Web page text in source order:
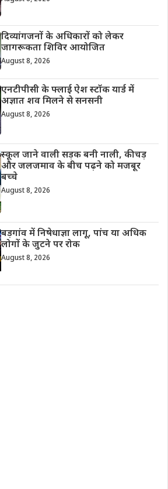
दिव्यांगजनों के अधिकारों को लेकर
जागरूकता शिविर आयोजित
August 8, 2026
एनटीपीसी के फ्लाई ऐश स्टॉक यार्ड में
अज्ञात शव मिलने से सनसनी
August 8, 2026
स्कूल जाने वाली सड़क बनी नाली, कीचड़
और जलजमाव के बीच पढ़ने को मजबूर
बच्चे
August 8, 2026
बड़गांव में निषेधाज्ञा लागू, पांच या अधिक
लोगों के जुटने पर रोक
August 8, 2026